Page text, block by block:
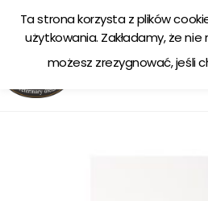
Ekologiczna karma
Ta strona korzysta z plików
użytkowania. Zakładamy, że
możesz zrezygnować, jeśli